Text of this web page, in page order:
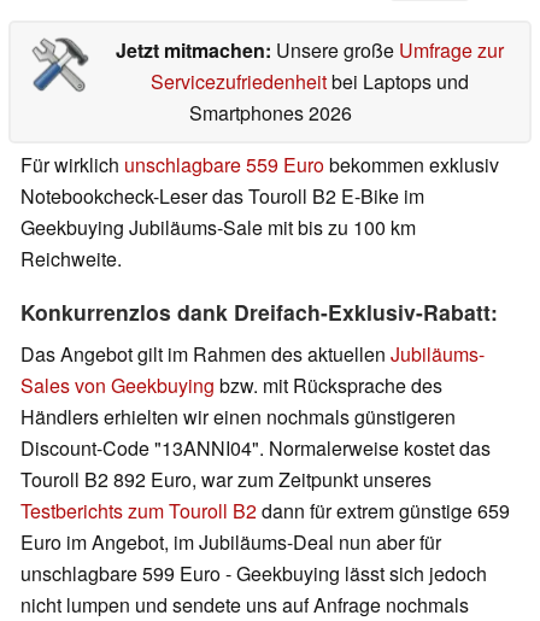
Jetzt mitmachen: Unsere große Umfrage zur
Servicezufriedenheitbei Laptops und
Smartphones 2026
Für wirklich unschlagbare 559 Eurobekommen exklusiv
Notebookcheck-Leser das Touroll B2 E-Bike im
Geekbuying Jubiläums-Sale mit bis zu 100 km
Reichweite.
Konkurrenzlos dank Dreifach-Exklusiv-Rabatt:
Das Angebot gilt im Rahmen des aktuellen Jubiläums-
Sales von Geekbuying bzw. mit Rücksprache des
Händlers erhielten wir einen nochmals günstigeren
Discount-Code "13ANNI04". Normalerweise kostet das
Touroll B2 892 Euro, war zum Zeitpunkt unseres
Testberichts zum Touroll B2dann für extrem günstige 659
Euro im Angebot, im Jubiläums-Deal nun aber für
unschlagbare 599 Euro - Geekbuying lässt sich jedoch
nicht lumpen und sendete uns auf Anfrage nochmals